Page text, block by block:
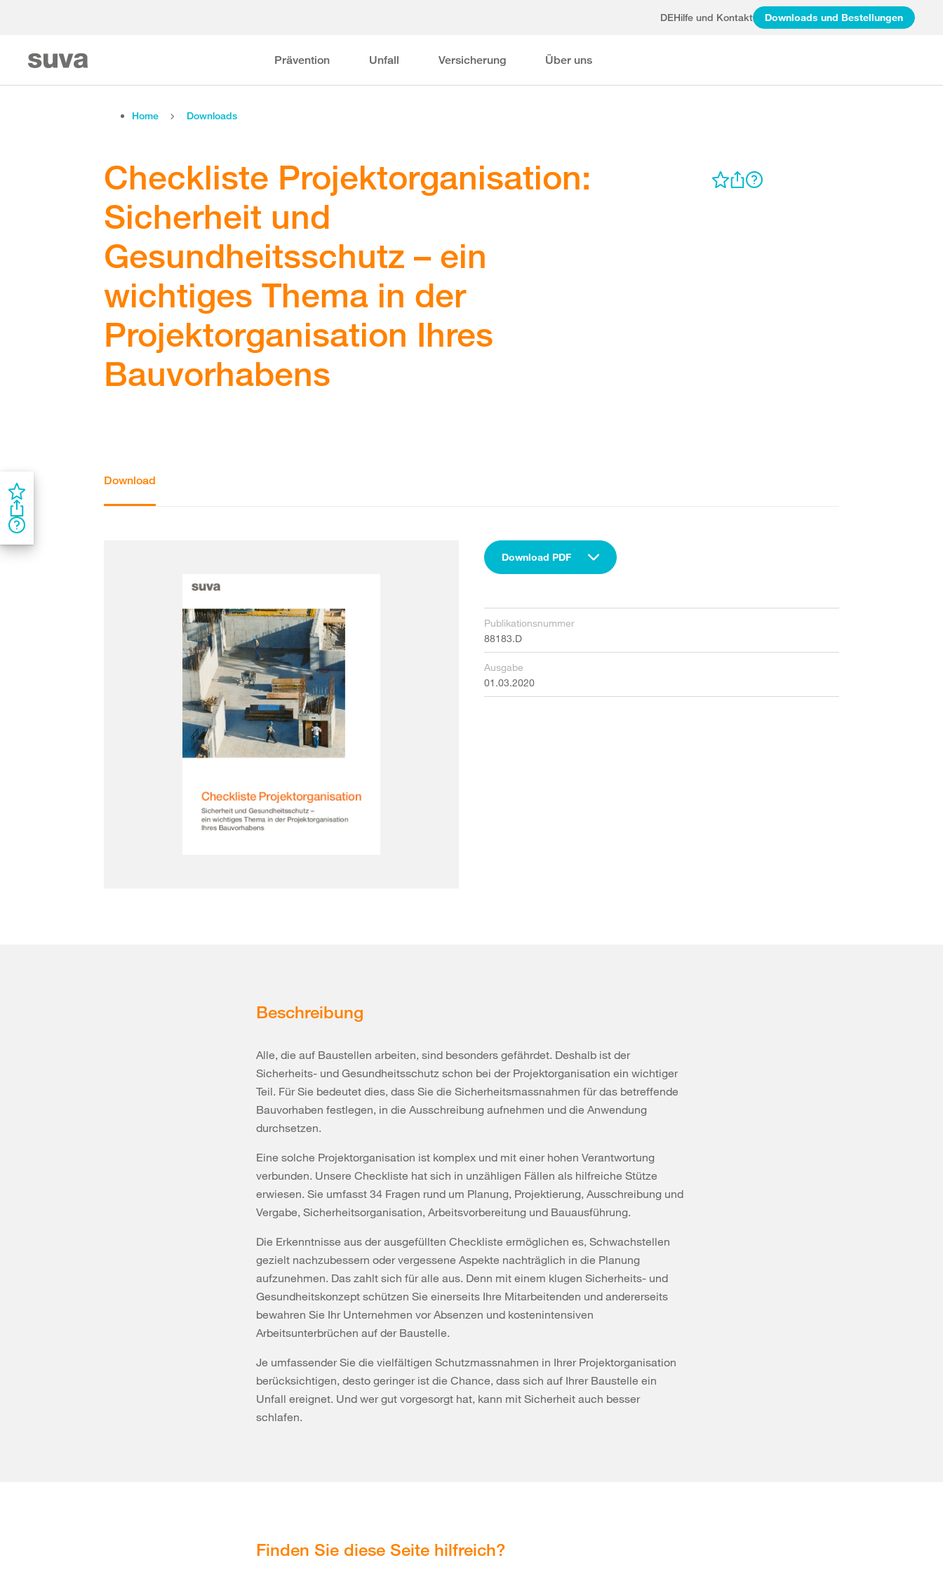
DEHilfe und Kontakt Downloads und Bestellungen
Prävention Unfall Versicherung Über uns
Home Downloads
Checkliste Projektorganisation:
Sicherheit und
Gesundheitsschutz – ein
wichtiges Thema in der
Projektorganisation Ihres
Bauvorhabens
Download
Download PDF
Publikationsnummer
88183.D
Ausgabe
01.03.2020
Beschreibung
Alle, die auf Baustellen arbeiten, sind besonders gefährdet. Deshalb ist der
Sicherheits- und Gesundheitsschutz schon bei der Projektorganisation ein wichtiger
Teil. Für Sie bedeutet dies, dass Sie die Sicherheitsmassnahmen für das betreffende
Bauvorhaben festlegen, in die Ausschreibung aufnehmen und die Anwendung
durchsetzen.
Eine solche Projektorganisation ist komplex und mit einer hohen Verantwortung
verbunden. Unsere Checkliste hat sich in unzähligen Fällen als hilfreiche Stütze
erwiesen. Sie umfasst 34 Fragen rund um Planung, Projektierung, Ausschreibung und
Vergabe, Sicherheitsorganisation, Arbeitsvorbereitung und Bauausführung.
Die Erkenntnisse aus der ausgefüllten Checkliste ermöglichen es, Schwachstellen
gezielt nachzubessern oder vergessene Aspekte nachträglich in die Planung
aufzunehmen. Das zahlt sich für alle aus. Denn mit einem klugen Sicherheits- und
Gesundheitskonzept schützen Sie einerseits Ihre Mitarbeitenden und andererseits
bewahren Sie Ihr Unternehmen vor Absenzen und kostenintensiven
Arbeitsunterbrüchen auf der Baustelle.
Je umfassender Sie die vielfältigen Schutzmassnahmen in Ihrer Projektorganisation
berücksichtigen, desto geringer ist die Chance, dass sich auf Ihrer Baustelle ein
Unfall ereignet. Und wer gut vorgesorgt hat, kann mit Sicherheit auch besser
schlafen.
Finden Sie diese Seite hilfreich?